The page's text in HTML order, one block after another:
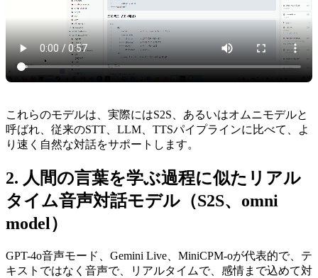
これらのモデルは、実際にはS2S、あるいはオムニモデルと
呼ばれ、従来のSTT、LLM、TTSパイプラインに比べて、よ
り速く自然な対話をサポートします。
人間の言葉を学ぶ過程に似たリアル
タイム音声対話モデル（S2S、omni
model）
GPT-4o音声モード、Gemini Live、MiniCPM-oが代表的で、テ
キストではなく音声で、リアルタイムで、感情まで込めて対